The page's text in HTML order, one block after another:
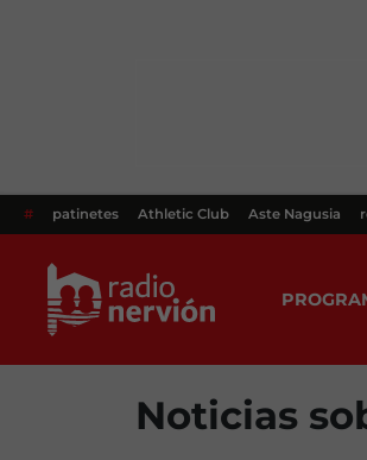
# patinetes Athletic Club Aste Nagusia
Noticias